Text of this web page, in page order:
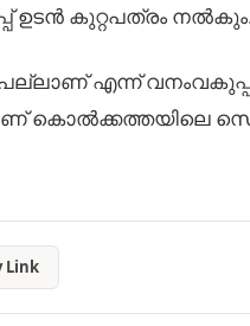
ഉടന്‍ കുറ്റപത്രം
എന്ന്
കൊൽക്കത്തയിലെ
Link